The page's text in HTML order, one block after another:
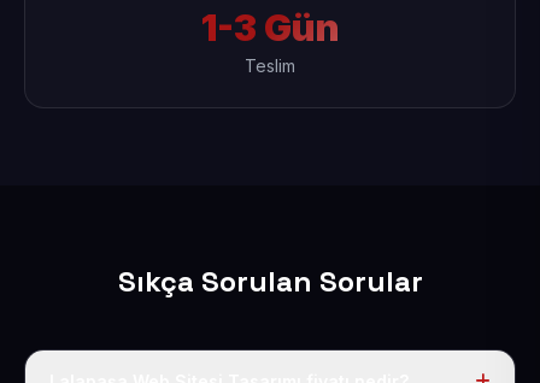
1-3 Gün
Teslim
Sıkça Sorulan Sorular